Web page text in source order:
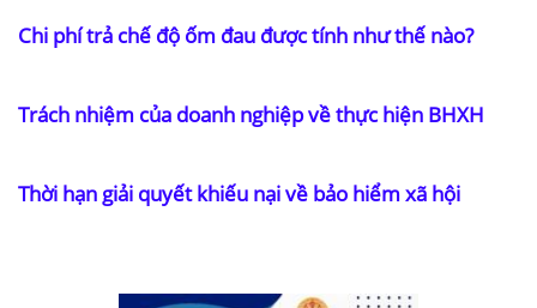
Chi phí trả chế độ ốm đau được tính như thế nào?
Trách nhiệm của doanh nghiệp về thực hiện BHXH
Thời hạn giải quyết khiếu nại về bảo hiểm xã hội